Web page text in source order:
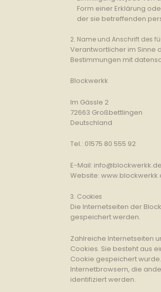
Form einer Erklärung
der sie betreffenden
2. Name und Anschrift des
Verantwortlicher im Sinne
Bestimmungen mit
Blockwerkk
Im Gässle 2
72663 Großbettlingen
Deutschland
Tel.: 01575 80 555 92
E-Mail: info@blockwerkk.de
Website:
3. Cookies
Die Internetseiten der
gespeichert werden.
Zahlreiche Internetseiten
Cookies. Sie besteht aus
Cookie gespeichert
Internetbrowsern, die
identifiziert werden.